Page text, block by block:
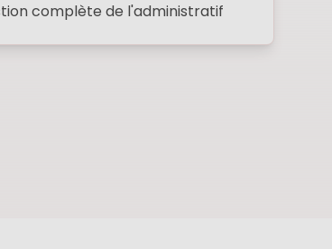
complète de l'administratif